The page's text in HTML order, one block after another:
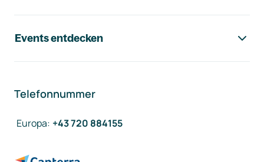
Events entdecken
Telefonnummer
Europa: +43 720 884155